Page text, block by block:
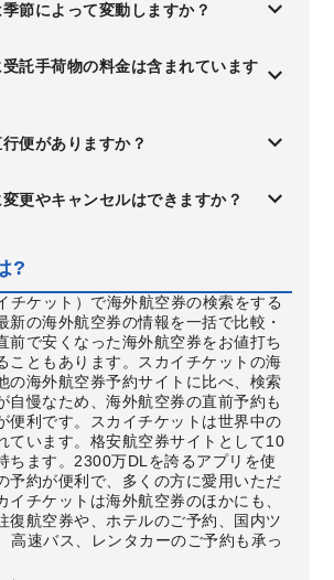
節によって変動しますか？
託手荷物の料金は含まれています
便がありますか？
更やキャンセルはできますか？
?
チケット）で海外航空券の検索をする
新の海外航空券の情報を一括で比較・
前で安くなった海外航空券をお値打ち
こともあります。スカイチケットの海
の海外航空券予約サイトに比べ、検索
自慢なため、海外航空券の直前予約も
便利です。スカイチケットは世界中の
ています。格安航空券サイトとして10
ちます。2300万DLを誇るアプリを使
予約が便利で、多くの方に愛用いただ
イチケットは海外航空券のほかにも、
復航空券や、ホテルのご予約、国内ツ
高速バス、レンタカーのご予約も承っ